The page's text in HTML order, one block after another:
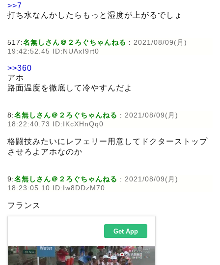
>>7
打ち水なんかしたらもっと湿度が上がるでしょ
517:名無しさん＠２ろぐちゃんねる : 2021/08/09(月)
19:42:52.45 ID:NUAxI9rt0
>>360
アホ
路面温度を徹底して冷やすんだよ
8:名無しさん＠２ろぐちゃんねる : 2021/08/09(月)
18:22:40.73 ID:IKcXHnQq0
格闘技みたいにレフェリー用意してドクターストップ
させろよアホなのか
9:名無しさん＠２ろぐちゃんねる : 2021/08/09(月)
18:23:05.10 ID:Iw8DDzM70
フランス